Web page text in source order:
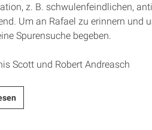
z. B. schwulenfeindlichen,
Um an Rafael zu erinnern und
Spurensuche begeben.
Scott und Robert Andreasch
Gegen
das